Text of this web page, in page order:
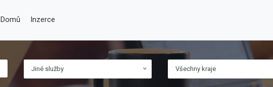
Domů Inzerce
Jiné služby Všechny kraje